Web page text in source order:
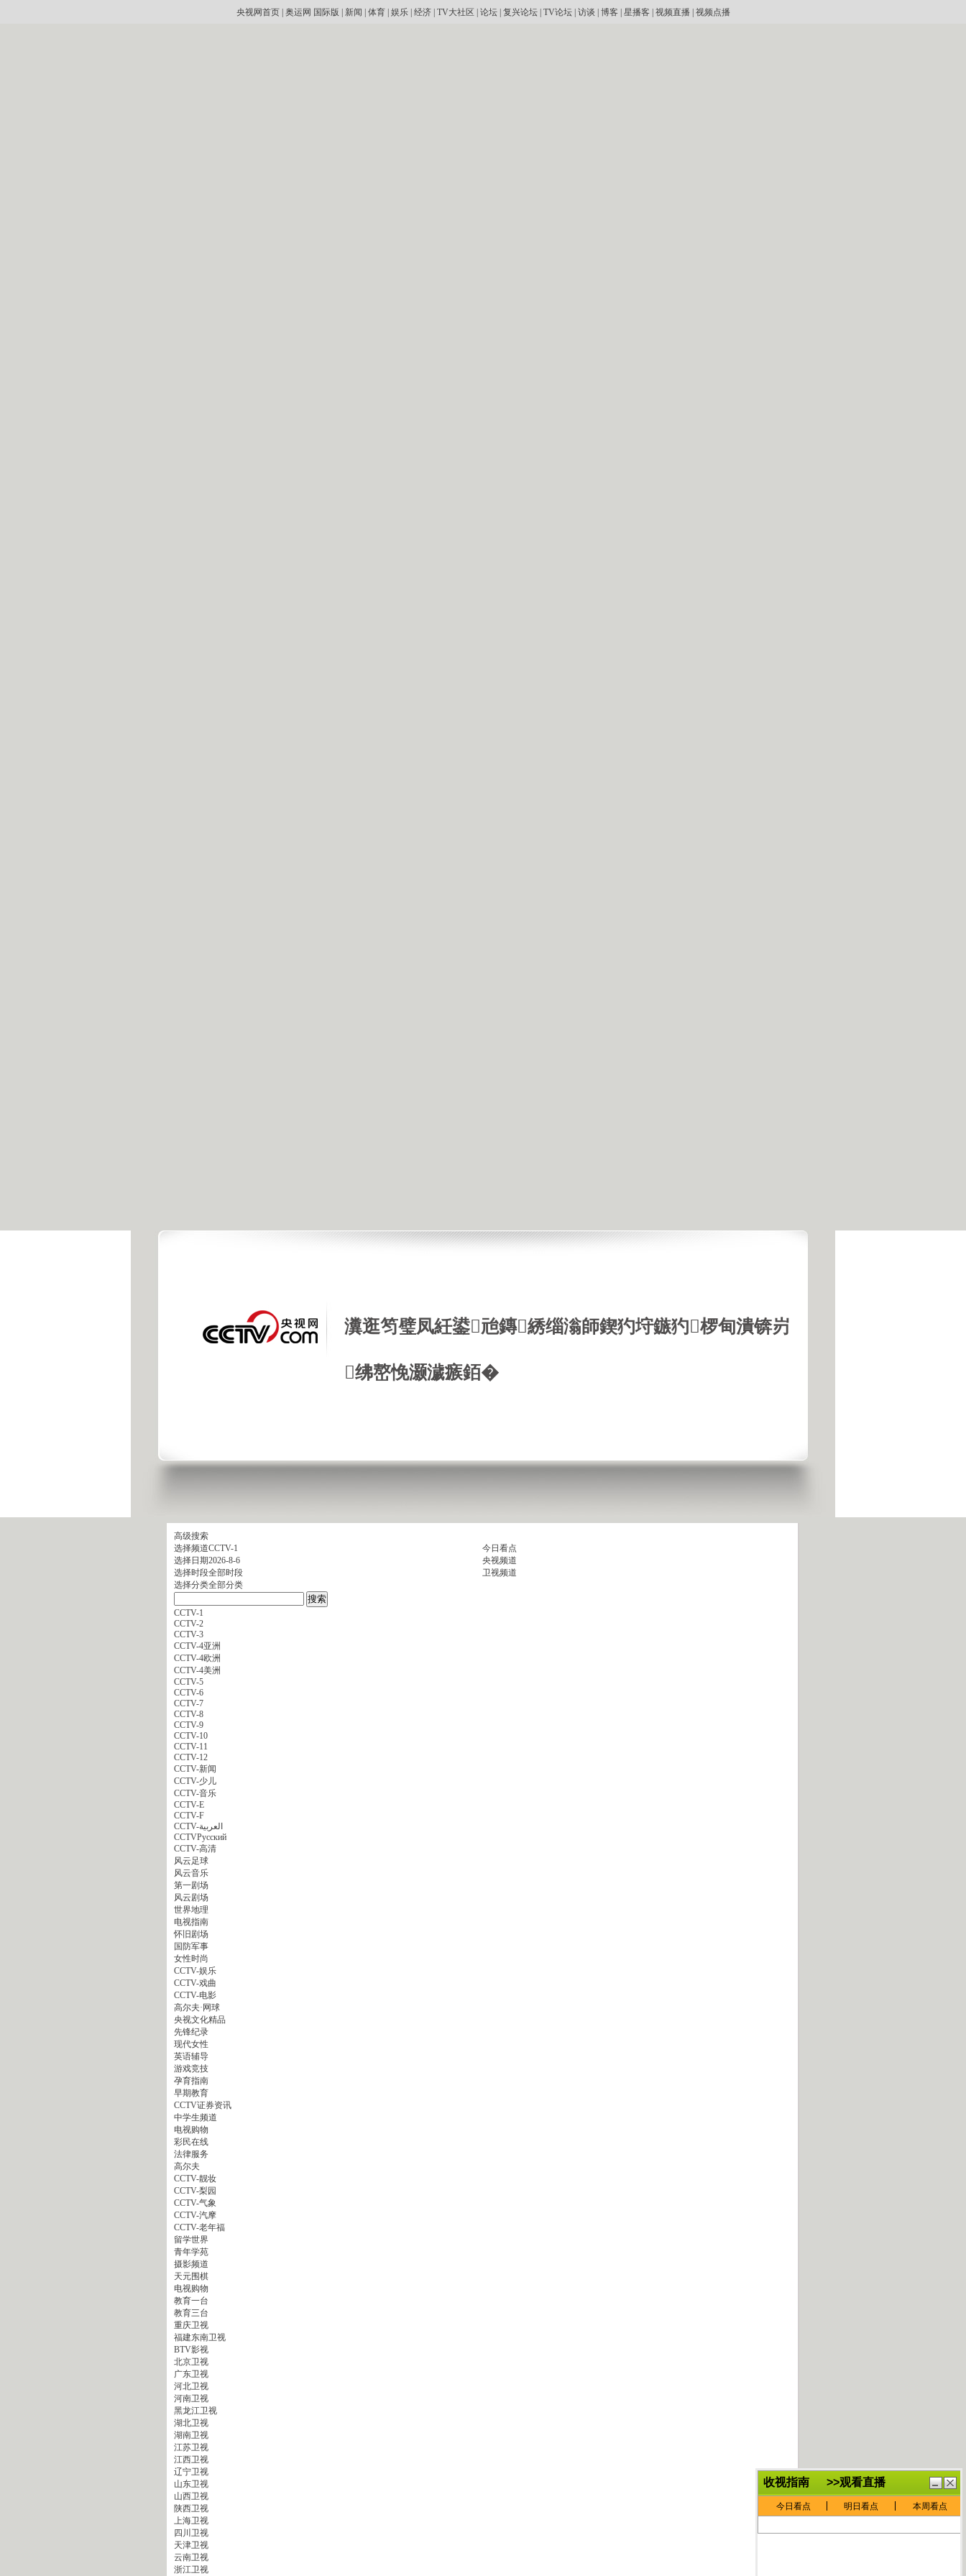
央视网首页| 奥运网 国际版 新闻 体育| 娱乐| 经济| TV大社区 论坛| 复兴论坛| TV论坛| 访谈 博客 星播客 视频直播| 视频点播
瀵逛笉璧凤紝鍙兘鏄綉缁滃師鍥犳垨鏃犳椤甸潰锛岃
绋嶅悗灏濊瘯銆�
高级搜索
选择频道CCTV-1
选择日期2026-8-6
选择时段全部时段
选择分类全部分类
CCTV-1
CCTV-2
CCTV-3
CCTV-4亚洲
CCTV-4欧洲
CCTV-4美洲
CCTV-5
CCTV-6
CCTV-7
CCTV-8
CCTV-9
CCTV-10
CCTV-11
CCTV-12
CCTV-新闻
CCTV-少儿
CCTV-音乐
CCTV-E
CCTV-F
CCTV-العربية
CCTVPусский
CCTV-高清
风云足球
风云音乐
第一剧场
风云剧场
世界地理
电视指南
怀旧剧场
国防军事
女性时尚
CCTV-娱乐
CCTV-戏曲
CCTV-电影
高尔夫·网球
央视文化精品
先锋纪录
现代女性
英语辅导
游戏竞技
孕育指南
早期教育
CCTV证券资讯
中学生频道
电视购物
彩民在线
法律服务
高尔夫
CCTV-靓妆
CCTV-梨园
CCTV-气象
CCTV-汽摩
CCTV-老年福
留学世界
青年学苑
摄影频道
天元围棋
电视购物
教育一台
教育三台
重庆卫视
福建东南卫视
BTV影视
北京卫视
广东卫视
河北卫视
河南卫视
黑龙江卫视
湖北卫视
湖南卫视
江苏卫视
江西卫视
辽宁卫视
山东卫视
山西卫视
陕西卫视
上海卫视
四川卫视
天津卫视
云南卫视
浙江卫视
今日看点
央视频道
卫视频道
抽
鏈
€灏
忓
寲